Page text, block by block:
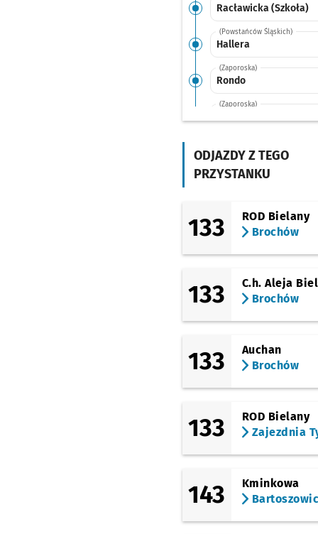
Racławicka (Szkoła)
(Powstańców Śląskich)
Hallera
(Zaporoska)
Rondo
(Zaporoska)
Grabiszyńska
(Grabiszyńska)
(Grabiszyńska)
Stalowa
(Grabiszyńska)
Bzowa (Centrum
Hutmen
(Klecińska)
ROD Oświata NŻ
Wrocławski Park
(Klecińska)
Szkocka
ODJAZDY Z TEGO
PRZYSTANKU
133
ROD Bielany
Brochów
133
C.h. Aleja
Brochów
133
Auchan
Brochów
133
ROD Bielany
Zajezdnia
143
Kminkowa